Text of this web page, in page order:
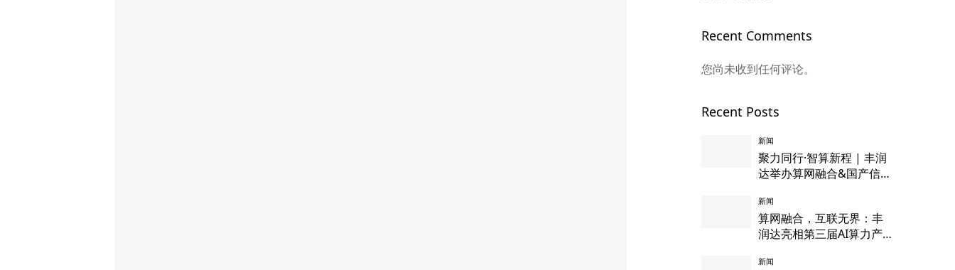
Recent Comments
您尚未收到任何评论。
Recent Posts
新闻
聚力同行·智算新程 | 丰润
达举办算网融合&国产信创
新闻
算网融合，互联无界：丰
润达亮相第三届AI算力产
新闻